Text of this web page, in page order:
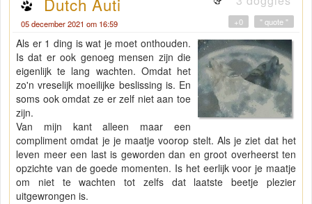
05 december 2021 om 16:59 " quote "
+0
Als er 1 ding is wat je moet onthouden.
Is dat er ook genoeg mensen zijn die
eigenlijk te lang wachten. Omdat het
zo'n vreselijk moeilijke beslissing is. En
soms ook omdat ze er zelf niet aan toe
zijn.
Van mijn kant alleen maar een
compliment omdat je je maatje voorop stelt. Als je ziet dat het
leven meer een last is geworden dan en groot overheerst ten
opzichte van de goede momenten. Is het eerlijk voor je maatje
om niet te wachten tot zelfs dat laatste beetje plezier
uitgewrongen is.